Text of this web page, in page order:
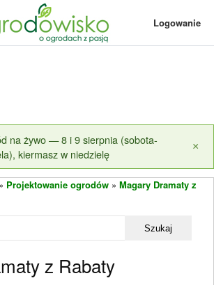
Logowanie
na żywo — 8 i 9 sierpnia (sobota-
kiermasz w niedzielę
×
» Projektowanie ogrodów » Magary Dramaty z
Szukaj
z Rabaty